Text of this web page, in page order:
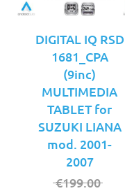
DIGITAL IQ RSD
1681_CPA
(9inc)
MULTIMEDIA
TABLET for
SUZUKI LIANA
mod. 2001-
2007
€199.00